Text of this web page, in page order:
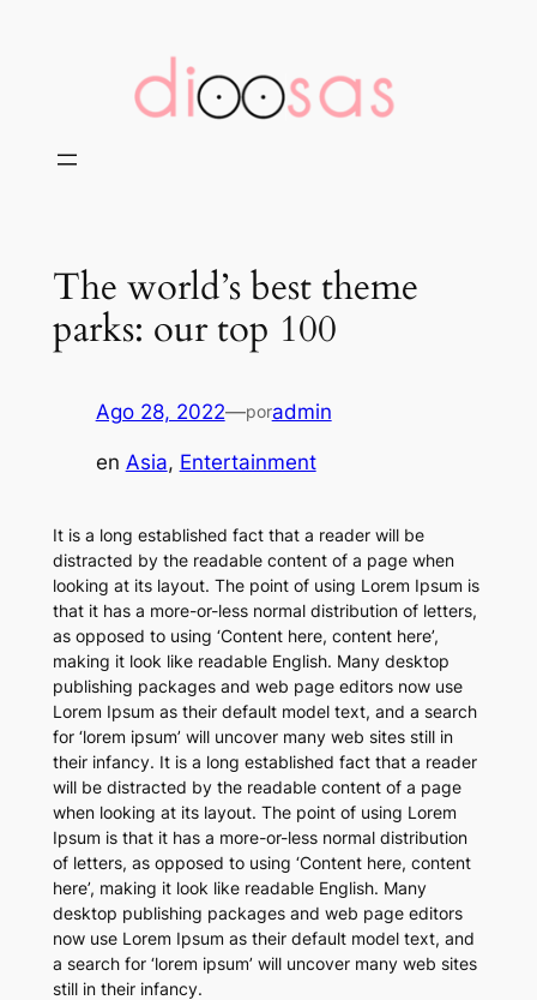
The world’s best theme
parks: our top 100
Ago 28, 2022—poradmin
en Asia, Entertainment
It is a long established fact that a reader will be
distracted by the readable content of a page when
looking at its layout. The point of using Lorem Ipsum is
that it has a more-or-less normal distribution of letters,
as opposed to using ‘Content here, content here’,
making it look like readable English. Many desktop
publishing packages and web page editors now use
Lorem Ipsum as their default model text, and a search
for ‘lorem ipsum’ will uncover many web sites still in
their infancy. It is a long established fact that a reader
will be distracted by the readable content of a page
when looking at its layout. The point of using Lorem
Ipsum is that it has a more-or-less normal distribution
of letters, as opposed to using ‘Content here, content
here’, making it look like readable English. Many
desktop publishing packages and web page editors
now use Lorem Ipsum as their default model text, and
a search for ‘lorem ipsum’ will uncover many web sites
still in their infancy.